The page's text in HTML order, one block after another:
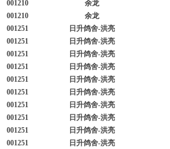
001210
余龙
001210
余龙
001251
日升鸽舍-洪亮
001251
日升鸽舍-洪亮
001251
日升鸽舍-洪亮
001251
日升鸽舍-洪亮
001251
日升鸽舍-洪亮
001251
日升鸽舍-洪亮
001251
日升鸽舍-洪亮
001251
日升鸽舍-洪亮
001251
日升鸽舍-洪亮
001251
日升鸽舍-洪亮